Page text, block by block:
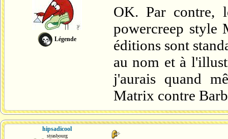
Légende
OK. Par contre,
powercreep style
éditions sont
au nom et à
j'aurais quand
Matrix contre
hipsadicool
strasbourg